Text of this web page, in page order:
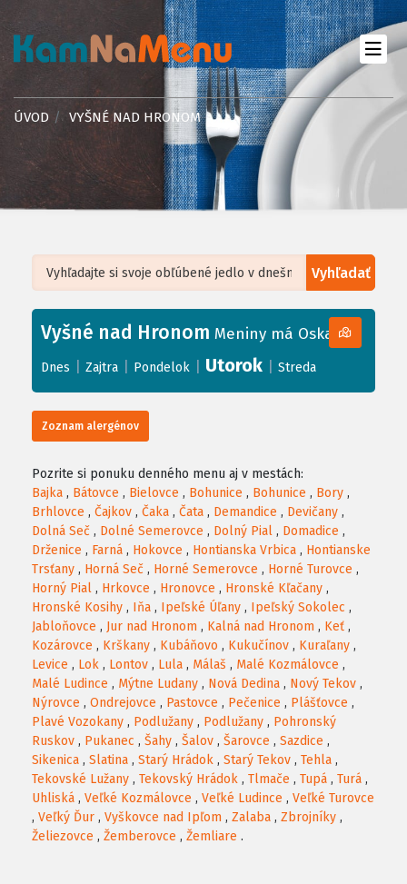
ÚVOD VYŠNÉ NAD HRONOM
Vyhľadať
+
−
Leaflet| ©OpenStreetMap, Tiles courtesy ofHumanitarian OpenStreetMap
Vyšné nad Hronom Meniny má Oskar
Dnes Zajtra Pondelok Utorok Streda
Zoznam alergénov
Pozrite si ponuku denného menu aj v mestách:
Bajka , Bátovce , Bielovce , Bohunice , Bohunice , Bory ,
Brhlovce , Čajkov , Čaka , Čata , Demandice , Devičany ,
Dolná Seč , Dolné Semerovce , Dolný Pial , Domadice ,
Drženice , Farná , Hokovce , Hontianska Vrbica , Hontianske
Trsťany , Horná Seč , Horné Semerovce , Horné Turovce ,
Horný Pial , Hrkovce , Hronovce , Hronské Kľačany ,
Hronské Kosihy , Iňa , Ipeľské Úľany , Ipeľský Sokolec ,
Jabloňovce , Jur nad Hronom , Kalná nad Hronom , Keť ,
Kozárovce , Krškany , Kubáňovo , Kukučínov , Kuraľany ,
Levice , Lok , Lontov , Lula , Málaš , Malé Kozmálovce ,
Malé Ludince , Mýtne Ludany , Nová Dedina , Nový Tekov ,
Nýrovce , Ondrejovce , Pastovce , Pečenice , Plášťovce ,
Plavé Vozokany , Podlužany , Podlužany , Pohronský
Ruskov , Pukanec , Šahy , Šalov , Šarovce , Sazdice ,
Sikenica , Slatina , Starý Hrádok , Starý Tekov , Tehla ,
Tekovské Lužany , Tekovský Hrádok , Tlmače , Tupá , Turá ,
Uhliská , Veľké Kozmálovce , Veľké Ludince , Veľké Turovce
, Veľký Ďur , Vyškovce nad Ipľom , Zalaba , Zbrojníky ,
Želiezovce , Žemberovce , Žemliare .